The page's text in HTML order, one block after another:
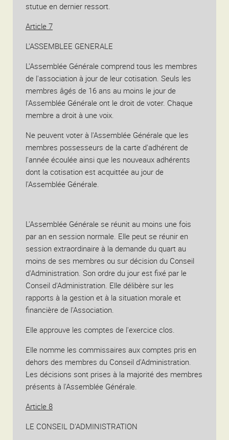
stutue en dernier ressort.
Article 7
L'ASSEMBLEE GENERALE
L'Assemblée Générale comprend tous les membres
de l'association à jour de leur cotisation. Seuls les
membres âgés de 16 ans au moins le jour de
l'Assemblée Générale ont le droit de voter. Chaque
membre a droit à une voix.
Ne peuvent voter à l'Assemblée Générale que les
membres possesseurs de la carte d'adhérent de
l'année écoulée ainsi que les nouveaux adhérents
dont la cotisation est acquittée au jour de
l'Assemblée Générale.
L'Assemblée Générale se réunit au moins une fois
par an en session normale. Elle peut se réunir en
session extraordinaire à la demande du quart au
moins de ses membres ou sur décision du Conseil
d'Administration. Son ordre du jour est fixé par le
Conseil d'Administration. Elle délibère sur les
rapports à la gestion et à la situation morale et
financière de l'Association.
Elle approuve les comptes de l'exercice clos.
Elle nomme les commissaires aux comptes pris en
dehors des membres du Conseil d'Administration.
Les décisions sont prises à la majorité des membres
présents à l'Assemblée Générale.
Article 8
LE CONSEIL D'ADMINISTRATION